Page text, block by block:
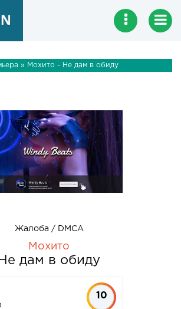
» Мохито - Не дам в обиду
Жалоба / DMCA
Мохито
Не дам в обиду
10